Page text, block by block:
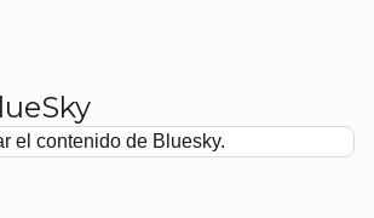
el contenido de Bluesky.